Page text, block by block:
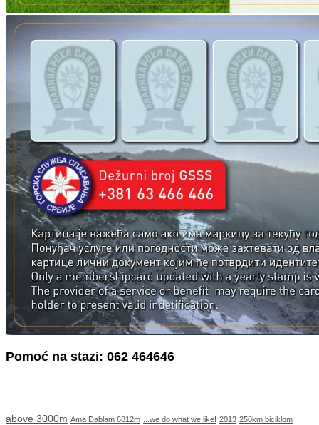
Pomoć na stazi: 062 464646
above 3000m Ama Dablam 6812m ...we do what we like! 2013 250km biciklom